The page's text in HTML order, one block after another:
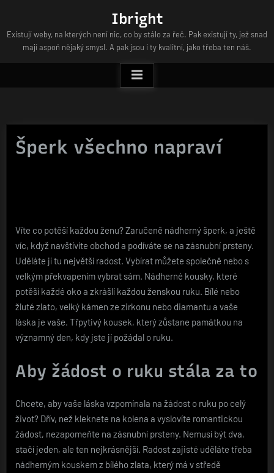
content
Ibright
Existují weby, na kterých není nic, co by stálo za řeč. Pak existují ty, jež snad
mají aspoň nějaký smysl. A pak jsou i ty kvalitní, jako třeba ten náš.
Šperk všechno napraví
Víte co potěší každou ženu? Zaručeně nádherný šperk, a ještě
víc, když navštívíte obchod a podíváte se na zásnubní prsteny.
Uděláte jí tu největší radost. Vybírat můžete společně nebo s
velkým překvapením vybrat sám. Nádherné kousky, které
potěší každé oko a zkrášlí každou ženskou ruku. Bílé nebo
žluté zlato, velký kámen ze zirkonu nebo diamantu a vaše
láska je vaše. Třpytivý kousek, který zůstane památkou na
významný den, kdy jste jí požádal o ruku.
Aby žádost o ruku stála za to
Chcete, aby vaše láska vzpomínala na žádost o ruku po celý
život? Dřív, než kleknete na kolena a vyslovíte romantickou
žádost, nezapomeňte na zásnubní prsteny. Nemusí být dva,
stačí jeden, ale ten nejkrásnější. Radost zajisté uděláte třeba
nádherným kouskem z bílého zlata, který má v středě